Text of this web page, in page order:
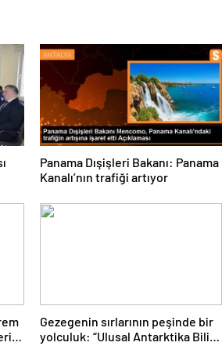
Panama Dışişleri Bakanı: Panama
Kanalı’nın trafiği artıyor
Gezegenin sırlarının peşinde bir
yolculuk: “Ulusal Antarktika Bilim